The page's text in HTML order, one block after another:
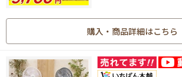
購入・商品詳細はこちら